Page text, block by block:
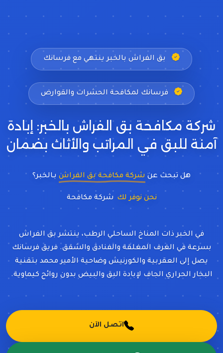
بق الفراش بالخبر ينتهي مع فرسانك
فرسانك لمكافحة الحشرات والقوارض
شركة مكافحة بق الفراش بالخبر: إبادة
آمنة للبق في المراتب والأثاث بضمان
هل تبحث عن شركة مكافحة بق الفراش بـالخبر؟
نحن نوفر لك
في الخبر ذات المناخ الساحلي الرطب، ينتشر بق الفراش
بسرعة في الغرف المغلقة والفنادق والشقق. فريق فرسانك
يصل إلى العقربية والكورنيش وضاحية الأمير محمد بتقنية
البخار الحراري الجاف لإبادة البق والبيض بدون روائح كيماوية.
اتصل الآن